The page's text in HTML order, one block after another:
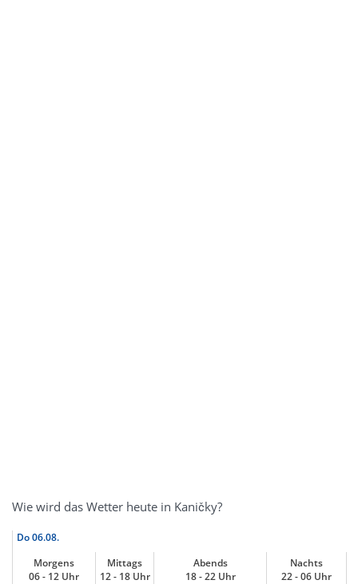
Wie wird das Wetter heute in Kaničky?
Do06.08.
Morgens
06 - 12 Uhr
Mittags
12 - 18 Uhr
Abends
18 - 22 Uhr
Nachts
22 - 06 Uhr